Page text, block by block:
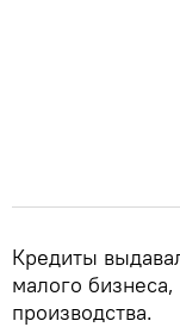
Кредиты
малого
производства.